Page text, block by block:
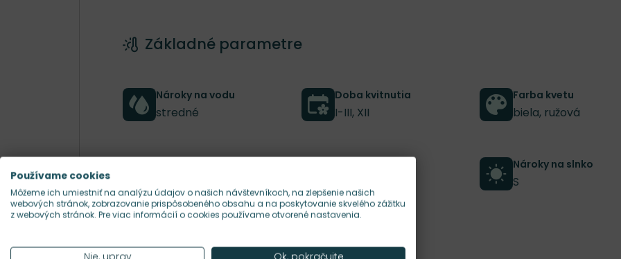
Popis a základné parametre
Základné parametre
Nároky na vodu
stredné
Doba kvitnutia
I-III, XII
Farba kvetu
biela, ružová
Habitus rastliny Nároky na slnko
S
Popis
Používame cookies
Môžeme ich umiestniť na analýzu údajov o našich návštevníkoch, na zlepšenie našich
webových stránok, zobrazovanie prispôsobeného obsahu a na poskytovanie skvelého zážitku
z webových stránok. Pre viac informácií o cookies používame otvorené nastavenia.